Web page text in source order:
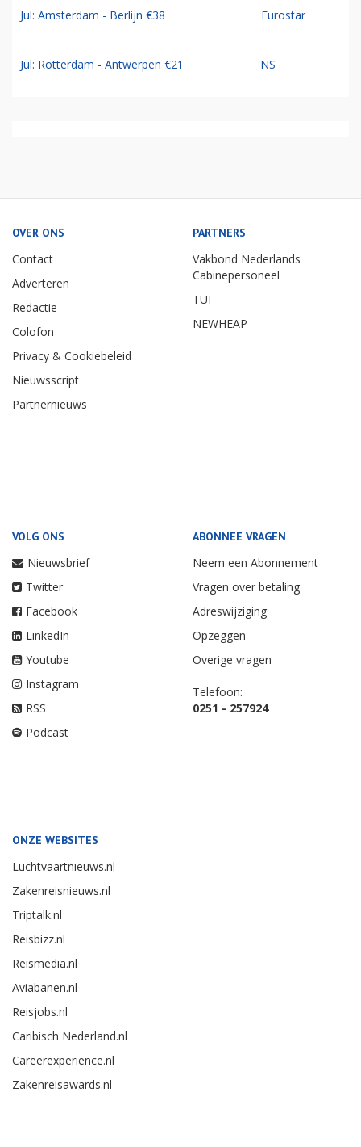
Jul: Amsterdam - Berlijn €38 Eurostar
Jul: Rotterdam - Antwerpen €21 NS
OVER ONS
Contact
Adverteren
Redactie
Colofon
Privacy & Cookiebeleid
Nieuwsscript
Partnernieuws
PARTNERS
Vakbond Nederlands
Cabinepersoneel
TUI
NEWHEAP
VOLG ONS
Nieuwsbrief
Twitter
Facebook
LinkedIn
Youtube
Instagram
RSS
Podcast
ABONNEE VRAGEN
Neem een Abonnement
Vragen over betaling
Adreswijziging
Opzeggen
Overige vragen
Telefoon:
0251 - 257924
ONZE WEBSITES
Luchtvaartnieuws.nl
Zakenreisnieuws.nl
Triptalk.nl
Reisbizz.nl
Reismedia.nl
Aviabanen.nl
Reisjobs.nl
Caribisch Nederland.nl
Careerexperience.nl
Zakenreisawards.nl